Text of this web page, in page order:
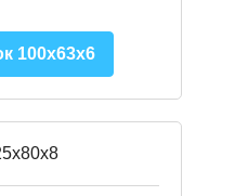
100х63х6